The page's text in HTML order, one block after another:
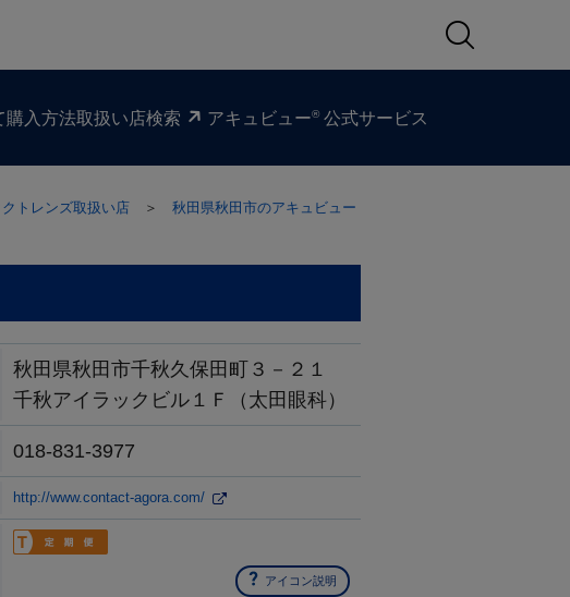
購入方​法取扱い​店検索 アキュビュー® 公式サービス
クトレンズ取扱い店 ＞ 秋田県秋田市のアキュビュー
秋田県秋田市千秋久保田町３－２１
千秋アイラックビル１Ｆ（太田眼科）
018-831-3977
http://www.contact-agora.com/
アイコン説明